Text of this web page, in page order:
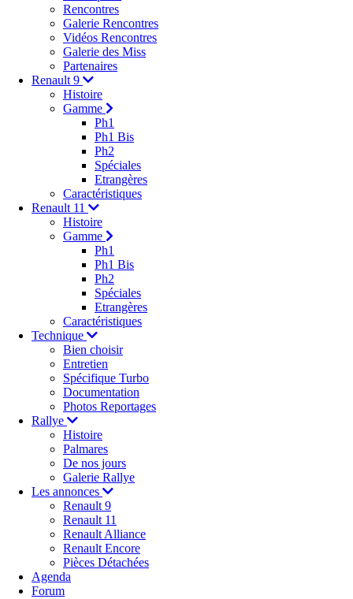
Rencontres
Galerie Rencontres
Vidéos Rencontres
Galerie des Miss
Partenaires
Renault 9
Histoire
Gamme
Ph1
Ph1 Bis
Ph2
Spéciales
Etrangères
Caractéristiques
Renault 11
Histoire
Gamme
Ph1
Ph1 Bis
Ph2
Spéciales
Etrangères
Caractéristiques
Technique
Bien choisir
Entretien
Spécifique Turbo
Documentation
Photos Reportages
Rallye
Histoire
Palmares
De nos jours
Galerie Rallye
Les annonces
Renault 9
Renault 11
Renault Alliance
Renault Encore
Pièces Détachées
Agenda
Forum